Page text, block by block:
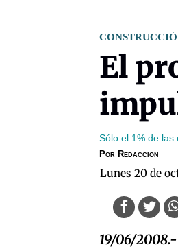
El
Sólo el 1% de las
Por Redaccion
lunes 20 de
19/06/